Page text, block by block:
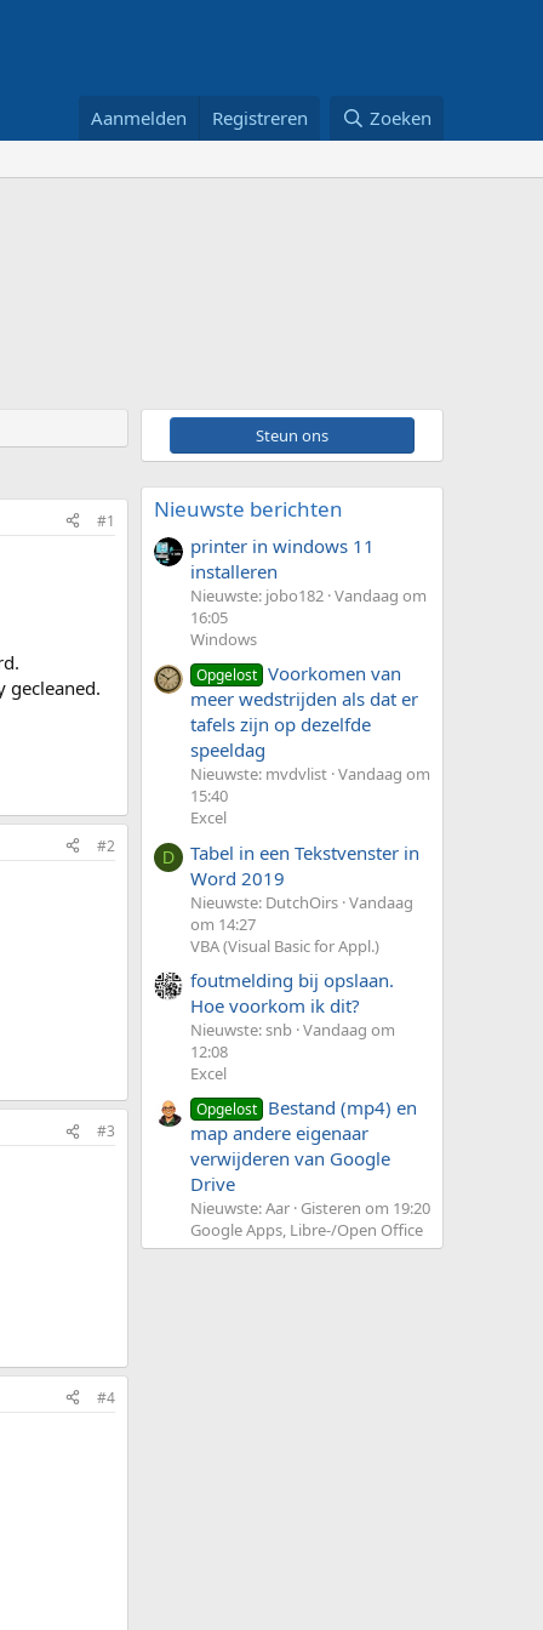
Aanmelden Registreren Zoeken
#1
gecleaned.
#2
#3
#4
Steun ons
Nieuwste berichten
printer in windows 11
installeren
Nieuwste: jobo182 Vandaag om
16:05
Windows
Opgelost Voorkomen van
meer wedstrijden als dat er
tafels zijn op dezelfde
speeldag
Nieuwste: mvdvlist Vandaag om
15:40
Excel
D
Tabel in een Tekstvenster in
Word 2019
Nieuwste: DutchOirs Vandaag
om 14:27
VBA (Visual Basic for Appl.)
foutmelding bij opslaan.
Hoe voorkom ik dit?
Nieuwste: snb Vandaag om
12:08
Excel
Opgelost Bestand (mp4) en
map andere eigenaar
verwijderen van Google
Drive
Nieuwste: Aar Gisteren om 19:20
Google Apps, Libre-/Open Office